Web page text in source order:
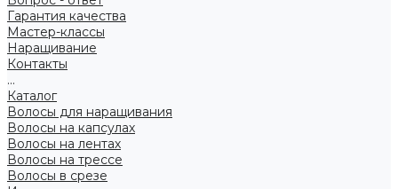
Гарантия качества
Мастер-классы
Наращивание
Контакты
...
Каталог
Волосы для наращивания
Волосы на капсулах
Волосы на лентах
Волосы на трессе
Волосы в срезе